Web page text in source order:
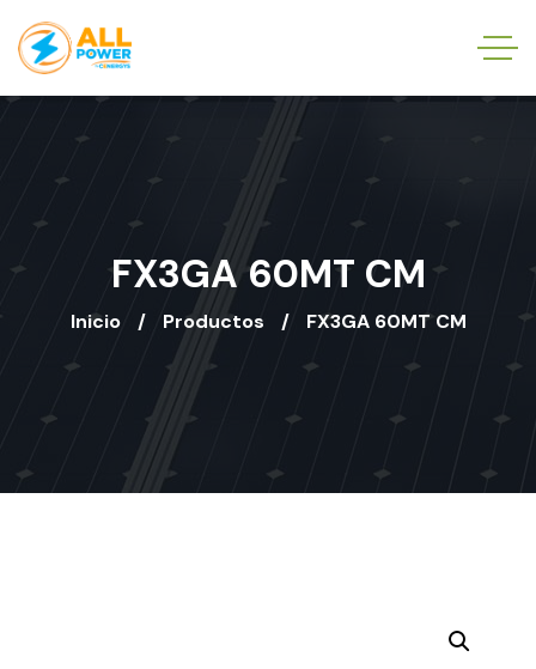
FX3GA 60MT CM
Inicio Productos FX3GA 60MT CM